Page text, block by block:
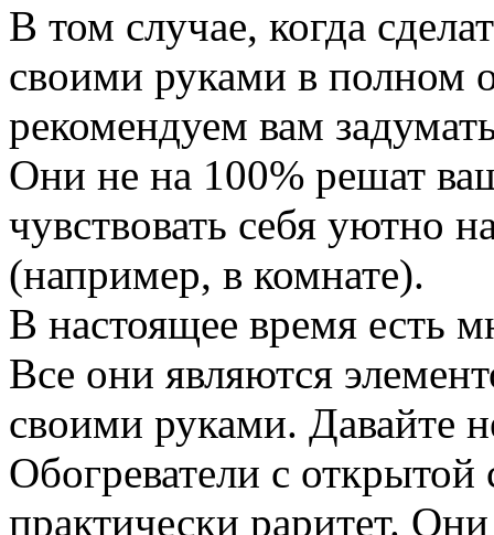
В том случае, когда
своими руками в полном
рекомендуем вам
Они не на 100% решат
чувствовать себя уютно
(например, в комнате).
В настоящее время есть
Все они являются
своими руками. Давайте
Обогреватели с
практически раритет.